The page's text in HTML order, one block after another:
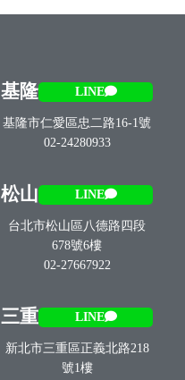
基隆 LINE
基隆市仁愛區忠二路16-1號
02-24280933
松山 LINE
台北市松山區八德路四段
678號6樓
02-27667922
三重 LINE
新北市三重區正義北路218
號1樓